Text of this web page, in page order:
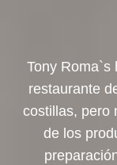
Tony Roma`s
restaurante
costillas, pero
de los